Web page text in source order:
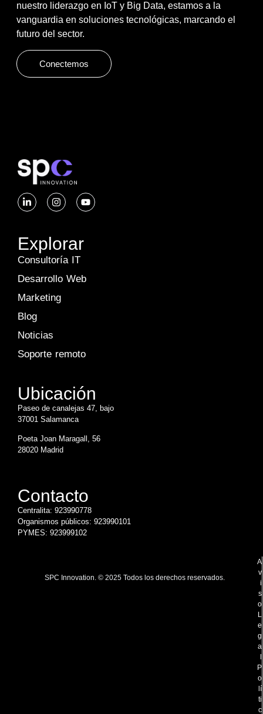
nuestro liderazgo en IoT y Big Data, estamos a la
vanguardia en soluciones tecnológicas, marcando el
futuro del sector.
Conectemos
Explorar
Consultoría IT
Desarrollo Web
Marketing
Blog
Noticias
Soporte remoto
Ubicación
Paseo de canalejas 47, bajo
37001 Salamanca
Poeta Joan Maragall, 56
28020 Madrid
Contacto
Centralita: 923990778
Organismos públicos: 923990101
PYMES: 923999102
SPC Innovation. © 2025 Todos los derechos reservados.
A
v
i
s
o
L
e
g
a
l
P
o
lí
ti
c